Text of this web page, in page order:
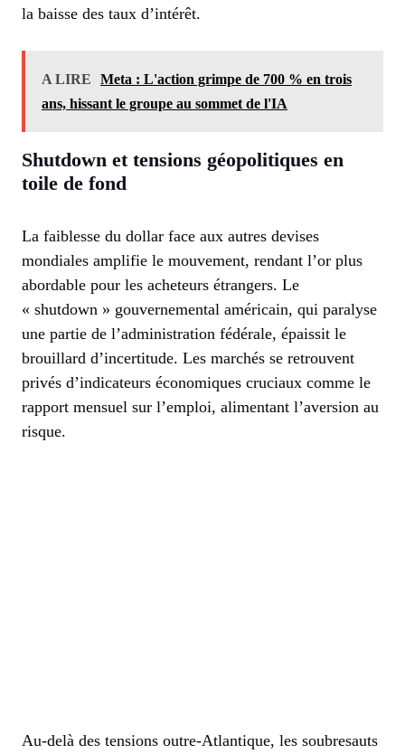
la baisse des taux d’intérêt.
A LIRE
Meta : L'action grimpe de 700 % en trois
ans, hissant le groupe au sommet de l'IA
Shutdown et tensions géopolitiques en
toile de fond
La faiblesse du dollar face aux autres devises
mondiales amplifie le mouvement, rendant l’or plus
abordable pour les acheteurs étrangers. Le
« shutdown » gouvernemental américain, qui paralyse
une partie de l’administration fédérale, épaissit le
brouillard d’incertitude. Les marchés se retrouvent
privés d’indicateurs économiques cruciaux comme le
rapport mensuel sur l’emploi, alimentant l’aversion au
risque.
Au-delà des tensions outre-Atlantique, les soubresauts